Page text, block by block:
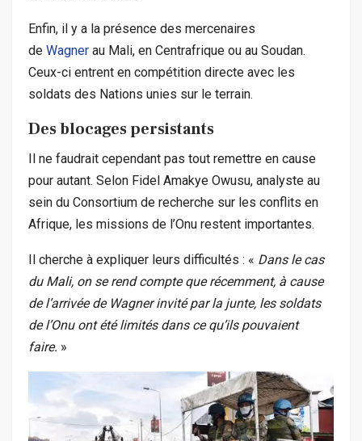
Enfin, il y a la présence des mercenaires
de Wagner au Mali, en Centrafrique ou au Soudan.
Ceux-ci entrent en compétition directe avec les
soldats des Nations unies sur le terrain.
Des blocages persistants
Il ne faudrait cependant pas tout remettre en cause
pour autant. Selon Fidel Amakye Owusu, analyste au
sein du Consortium de recherche sur les conflits en
Afrique, les missions de l’Onu restent importantes.
Il cherche à expliquer leurs difficultés : « Dans le cas
du Mali, on se rend compte que récemment, à cause
de l’arrivée de Wagner invité par la junte, les soldats
de l’Onu ont été limités dans ce qu’ils pouvaient
faire. »